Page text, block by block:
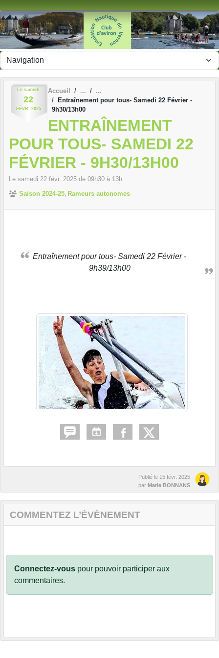
Le samedi
22
FÉVR. 2025
Accueil
Entraînement pour tous- Samedi 22 Février -
9h30/13h00
ENTRAÎNEMENT
POUR TOUS- SAMEDI 22
FÉVRIER - 9H30/13H00
Le samedi 22 févr. 2025 de 09h30 à 13h
Saison 2024-25 Rameurs autonomes
Entraînement pour tous- Samedi 22 Février -
9h39/13h00
Publié le 15 févr. 2025
par Marie BONNANS
COMMENTEZ L’ÉVÈNEMENT
Connectez-vous pour pouvoir participer aux
commentaires.